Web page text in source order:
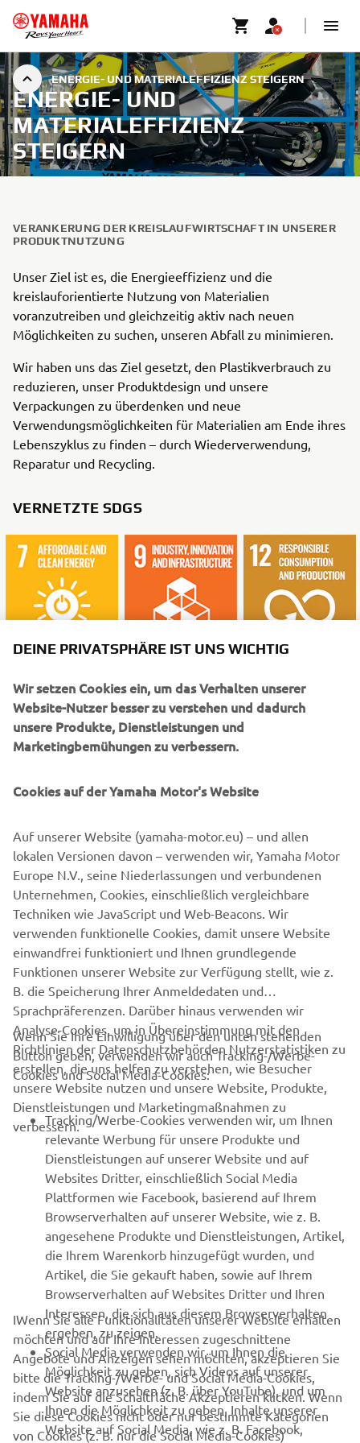
ENERGIE- UND MATERIALEFFIZIENZ STEIGERN
ENERGIE- UND
MATERIALEFFIZIENZ
STEIGERN
VERANKERUNG DER KREISLAUFWIRTSCHAFT IN UNSERER
PRODUKTNUTZUNG
Unser Ziel ist es, die Energieeffizienz und die
kreislauforientierte Nutzung von Materialien
voranzutreiben und gleichzeitig aktiv nach neuen
Möglichkeiten zu suchen, unseren Abfall zu minimieren.
Wir haben uns das Ziel gesetzt, den Plastikverbrauch zu
reduzieren, unser Produktdesign und unsere
Verpackungen zu überdenken und neue
Verwendungsmöglichkeiten für Materialien am Ende ihres
Lebenszyklus zu finden – durch Wiederverwendung,
Reparatur und Recycling.
VERNETZTE SDGS
WAS DU ALS NÄCHSTES LESEN
SOLLTEST
Vielfalt und Inklusion fördern
Mehr dazu
UNTERNEHMEN
B2B
MEHR YAMAHA
SUPPORT
NEWSLETTER
Erfahre als Erster von den neuesten Angeboten,
Sonderveranstaltungen, Neuerscheinungen und vielem mehr.
ABONNIEREN
Lesen Sie unsere Datenschutzrichtlinie, um zu erfahren, wie wir
DEINE PRIVATSPHÄRE IST UNS WICHTIG
Wir setzen Cookies ein, um das Verhalten unserer
Website-Nutzer besser zu verstehen und dadurch
unsere Produkte, Dienstleistungen und
Marketingbemühungen zu verbessern.
Cookies auf der Yamaha Motor's Website
Auf unserer Website (yamaha-motor.eu) – und allen
lokalen Versionen davon – verwenden wir, Yamaha Motor
Europe N.V., seine Niederlassungen und verbundenen
Unternehmen, Cookies, einschließlich vergleichbare
Techniken wie JavaScript und Web-Beacons. Wir
verwenden funktionelle Cookies, damit unsere Website
einwandfrei funktioniert und Ihnen grundlegende
Funktionen unserer Website zur Verfügung stellt, wie z.
B. die Speicherung Ihrer Anmeldedaten und
Sprachpräferenzen. Darüber hinaus verwenden wir
Analyse-Cookies, um in Übereinstimmung mit den
Richtlinien der Datenschutzbehörden Nutzerstatistiken zu
erstellen, die uns helfen zu verstehen, wie Besucher
unsere Website nutzen und unsere Website, Produkte,
Dienstleistungen und Marketingmaßnahmen zu
verbessern.
Wenn Sie Ihre Einwilligung über den unten stehenden
Button geben, verwenden wir auch Tracking-/Werbe-
Cookies und Social Media-Cookies:
Tracking/Werbe-Cookies verwenden wir, um Ihnen
relevante Werbung für unsere Produkte und
Dienstleistungen auf unserer Website und auf
Websites Dritter, einschließlich Social Media
Plattformen wie Facebook, basierend auf Ihrem
Browserverhalten auf unserer Website, wie z. B.
angesehene Produkte und Dienstleistungen, Artikel,
die Ihrem Warenkorb hinzugefügt wurden, und
Artikel, die Sie gekauft haben, sowie auf Ihrem
Browserverhalten auf Websites Dritter und Ihren
Interessen, die sich aus diesem Browserverhalten
ergeben, zu zeigen.
Social Media verwenden wir, um Ihnen die
Möglichkeit zu geben, sich Videos auf unserer
Website anzusehen (z. B. über YouTube), und um
Ihnen die Möglichkeit zu geben, Inhalte unserer
Website auf Social Media, wie z. B. Facebook,
IWenn Sie alle Funktionalitäten unserer Website erhalten
möchten und auf Ihre Interessen zugeschnittene
Angebote und Anzeigen sehen möchten, akzeptieren Sie
bitte die Tracking-/Werbe- und Social Media-Cookies,
indem Sie auf die Schaltfläche Akzeptieren klicken. Wenn
Sie diese Cookies nicht oder nur bestimmte Kategorien
von Cookies (z. B. nur die Social Media-Cookies)